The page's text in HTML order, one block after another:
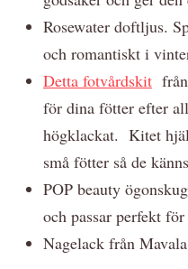
Rosewater doftljus.
och romantiskt i
Detta fotvårdskit
för dina fötter efter
högklackat. Kitet
små fötter så de
POP beauty
och passar perfekt
Nagelack från